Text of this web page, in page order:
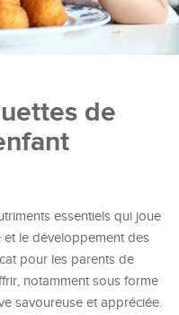
de
essentiels qui joue
le développement des
pour les parents de
notamment sous forme
savoureuse et appréciée.